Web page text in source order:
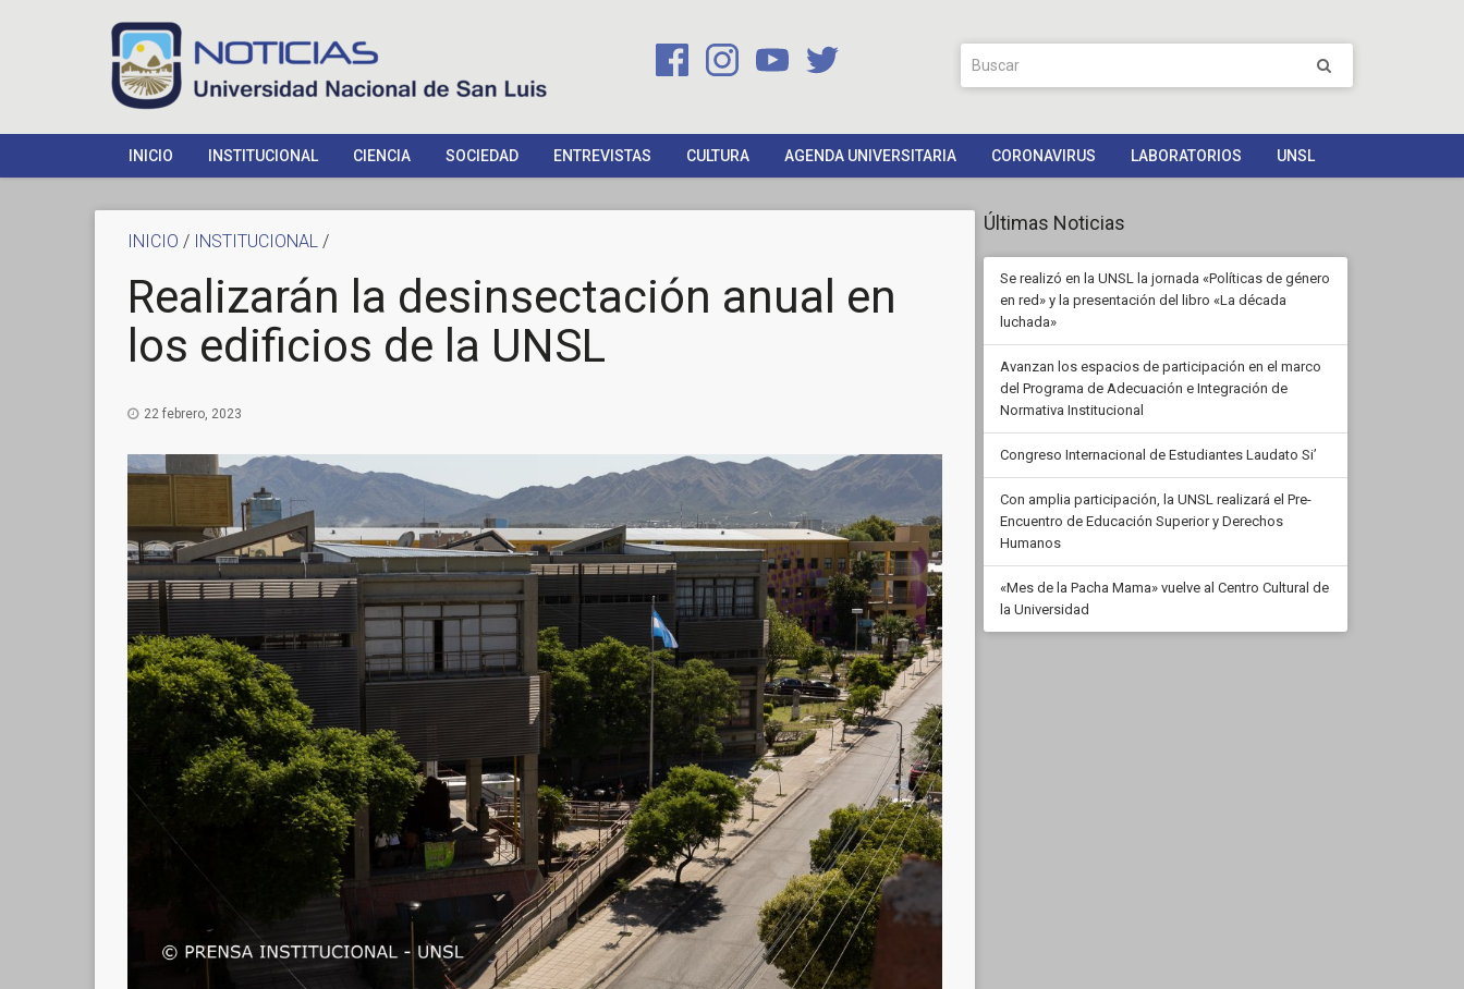
INICIO INSTITUCIONAL CIENCIA SOCIEDAD ENTREVISTAS CULTURA AGENDA UNIVERSITARIA CORONAVIRUS LABORATORIOS UNSL
INICIO / INSTITUCIONAL /
Realizarán la desinsectación anual en
los edificios de la UNSL
22 febrero, 2023
Últimas Noticias
Se realizó en la UNSL la jornada «Políticas de género
en red» y la presentación del libro «La década
luchada»
Avanzan los espacios de participación en el marco
del Programa de Adecuación e Integración de
Normativa Institucional
Congreso Internacional de Estudiantes Laudato Si’
Con amplia participación, la UNSL realizará el Pre-
Encuentro de Educación Superior y Derechos
Humanos
«Mes de la Pacha Mama» vuelve al Centro Cultural de
la Universidad